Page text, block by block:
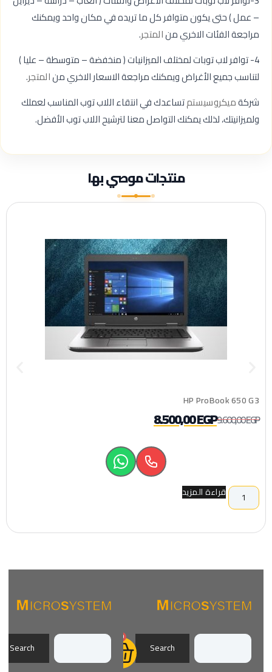
– عمل ) حتى يكون متوافر كل ما تريده في مكان واحد ويمكنك
مراجعة الفئات الاخري منالمتجر.
4- توافر لاب توبات لمختلف الميزانيات ( منخفضة – متوسطة – عليا )
لتناسب جميع الأغراض ويمكنك مراجعة الاسعار الاخري منالمتجر.
شركةميكروسيستمتساعدك في انتقاء اللاب توب المناسب لعملك
ولميزانيتك، لذلك يمكنك التواصل معنا لترشيح اللاب توب الأفضل.
منتجات موصي بها
HP ProBook 650 G3
9.600,00EGP
8.500,00EGP
قراءة المزيد
Search
Search